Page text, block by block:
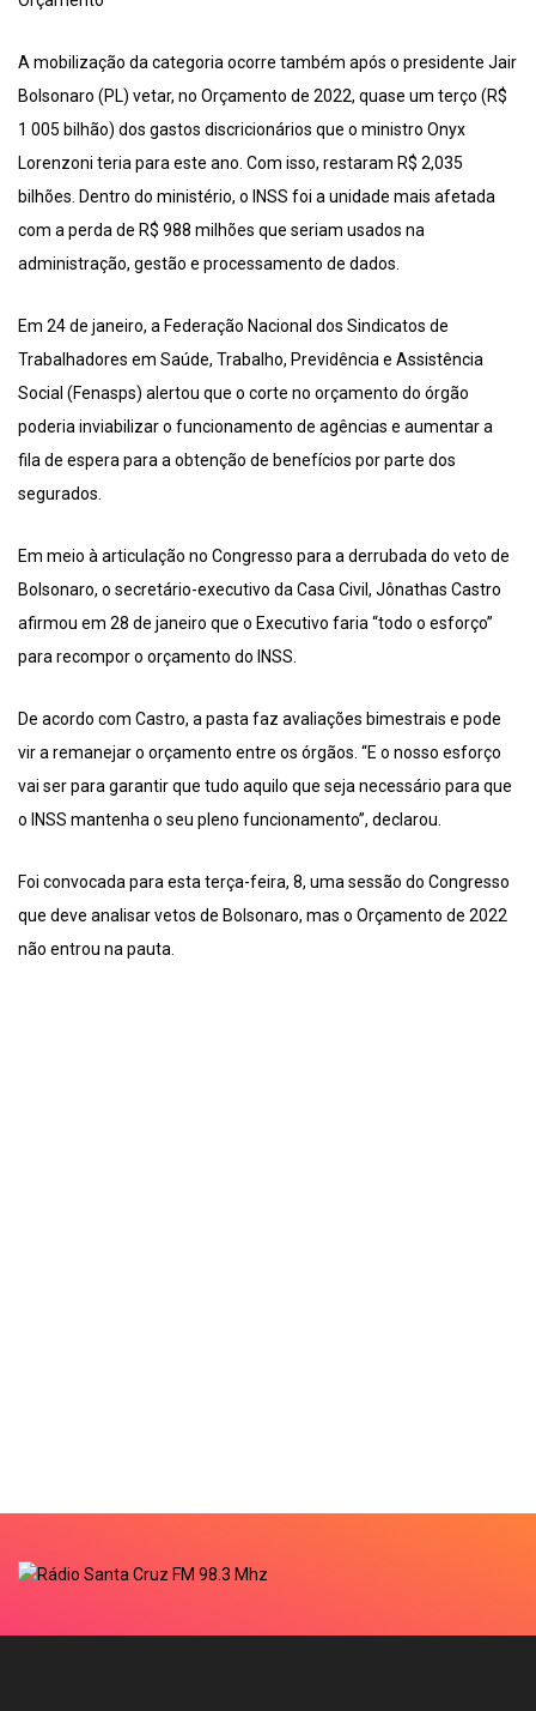
A mobilização da categoria ocorre também após o presidente Jair
Bolsonaro (PL) vetar, no Orçamento de 2022, quase um terço (R$
1 005 bilhão) dos gastos discricionários que o ministro Onyx
Lorenzoni teria para este ano. Com isso, restaram R$ 2,035
bilhões. Dentro do ministério, o INSS foi a unidade mais afetada
com a perda de R$ 988 milhões que seriam usados na
administração, gestão e processamento de dados.
Em 24 de janeiro, a Federação Nacional dos Sindicatos de
Trabalhadores em Saúde, Trabalho, Previdência e Assistência
Social (Fenasps) alertou que o corte no orçamento do órgão
poderia inviabilizar o funcionamento de agências e aumentar a
fila de espera para a obtenção de benefícios por parte dos
segurados.
Em meio à articulação no Congresso para a derrubada do veto de
Bolsonaro, o secretário-executivo da Casa Civil, Jônathas Castro
afirmou em 28 de janeiro que o Executivo faria “todo o esforço”
para recompor o orçamento do INSS.
De acordo com Castro, a pasta faz avaliações bimestrais e pode
vir a remanejar o orçamento entre os órgãos. “E o nosso esforço
vai ser para garantir que tudo aquilo que seja necessário para que
o INSS mantenha o seu pleno funcionamento”, declarou.
Foi convocada para esta terça-feira, 8, uma sessão do Congresso
que deve analisar vetos de Bolsonaro, mas o Orçamento de 2022
não entrou na pauta.